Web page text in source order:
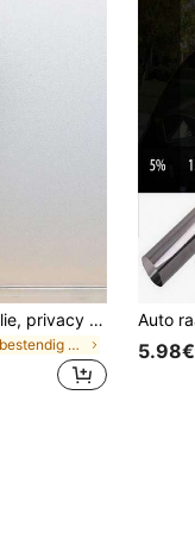
Matte witte raamfolie, privacy matglas isolerende glasfolie, ondoorzichtige zelfklevende deursticker, geschikt voor badkamer, sticker, muursticker, vinylsticker, woondecoratie, lente decoratie, huisvernieuwing, Rama decoratieve sticker, verjaardagscadeau, afstudeerceremonie, kamerdecoratie voor terug naar school, schoolbenodigdheden
in Oliebestendig Raam Films 5.98€